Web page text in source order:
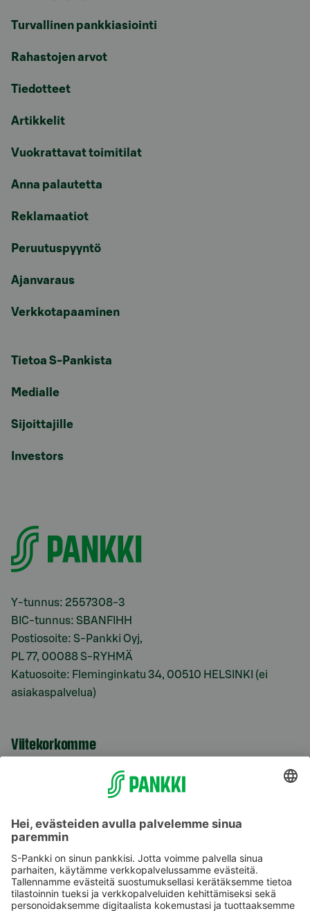
Turvallinen pankkiasiointi
Rahastojen arvot
Tiedotteet
Artikkelit
Vuokrattavat toimitilat
Anna palautetta
Reklamaatiot
Peruutuspyyntö
Ajanvaraus
Verkkotapaaminen
Tietoa S-Pankista
Medialle
Sijoittajille
Investors
Y-tunnus: 2557308-3
BIC-tunnus: SBANFIHH
Postiosoite: S-Pankki Oyj,
PL 77, 00088 S-RYHMÄ
Katuosoite: Fleminginkatu 34, 00510 HELSINKI (ei
asiakaspalvelua)
Viitekorkomme